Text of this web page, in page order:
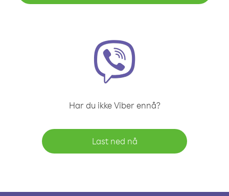
Har du ikke Viber ennå?
Last ned nå